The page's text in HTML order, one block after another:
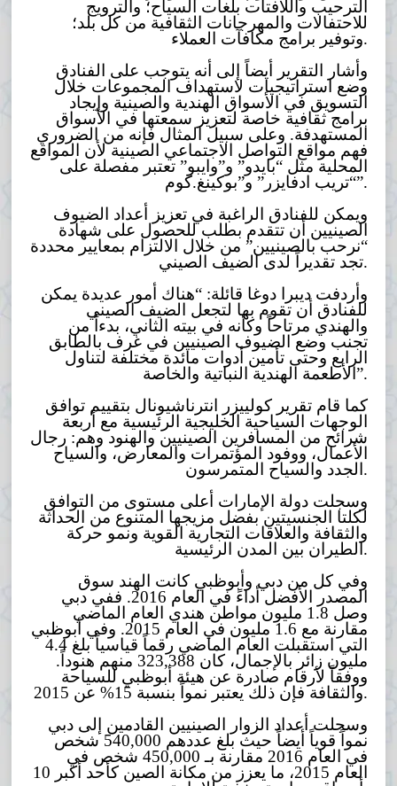
الترحيب واللافتات بلغات السياح؛ والترويج
للاحتفالات والمهرجانات الثقافية من كل بلد؛
وتوفير برامج مكافآت العملاء.
وأشار التقرير أيضاً إلى أنه يتوجب على الفنادق
وضع استراتيجيات لاستهداف المجموعات خلال
التسويق في الأسواق الهندية والصينية وإيجاد
برامج ثقافية خاصة لتعزيز سمعتها في الأسواق
المستهدفة. وعلى سبيل المثال فإنه من الضروري
فهم مواقع التواصل الاجتماعي الصينية لأن المواقع
المحلية مثل “بايدو” و”وايبو” تعتبر مفصلة على
“تريب ادفايزر” و”بوكينغ.كوم”.
ويمكن للفنادق الراغبة في تعزيز أعداد الضيوف
الصينيين أن تتقدم بطلب للحصول على شهادة
“نرحب بالصينيين” من خلال الالتزام بمعايير محددة
تجد تقديراً لدى الضيف الصيني.
وأردفت ديبرا دوغا قائلة: “هناك أمور عديدة يمكن
للفنادق أن تقوم بها لتجعل الضيف الصيني
والهندي مرتاحاً وكأنه في بيته الثاني، بدءاً من
تجنب وضع الضيوف الصينيين في غرف بالطابق
الرابع وحتى تأمين أدوات مائدة مختلفة لتناول
الأطعمة الهندية النباتية والخاصة”.
كما قام تقرير كولييزر انترناشيونال بتقييم توافق
الوجهات السياحية الخليجية الرئيسية مع أربعة
شرائح من المسافرين الصينيين والهنود وهم: رجال
الأعمال، ووفود المؤتمرات والمعارض، والسياح
الجدد والسياح المتمرسون.
وسجلت دولة الإمارات أعلى مستوى من التوافق
لكلتا الجنسيتين بفضل مزيجها المتنوع من الحداثة
والثقافة والعلاقات التجارية القوية ونمو حركة
الطيران بين المدن الرئيسية.
وفي كل من دبي وأبوظبي كانت الهند سوق
المصدر الأفضل أداءً في العام 2016. ففي دبي
وصل 1.8 مليون مواطن هندي العام الماضي
مقارنة مع 1.6 مليون في العام 2015. وفي أبوظبي
التي استقبلت العام الماضي رقماً قياسياً بلغ 4.4
مليون زائر بالإجمال، كان 323,388 منهم هنوداً.
ووفقاً لأرقام صادرة عن هيئة أبوظبي للسياحة
والثقافة فإن ذلك يعتبر نمواً بنسبة 15% عن 2015.
وسجلت أعداد الزوار الصينيين القادمين إلى دبي
نمواً قوياً أيضاً حيث بلغ عددهم 540,000 شخص
في العام 2016 مقارنة بـ 450,000 شخص في
العام 2015، ما يعزز من مكانة الصين كأحد أكبر 10